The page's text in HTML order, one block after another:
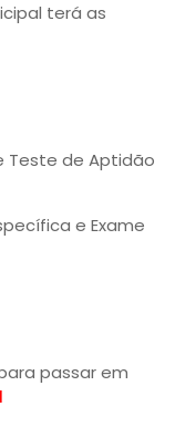
terá as
Teste de Aptidão
e Exame
passar em